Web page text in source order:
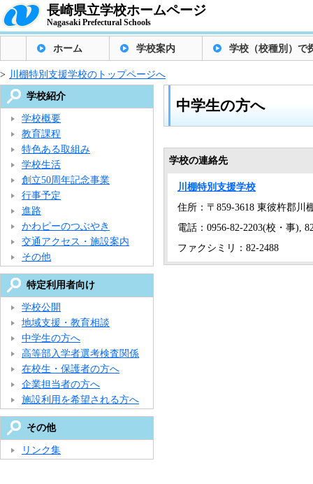
長崎県立学校ホームページ
Nagasaki Prefectural Schools
ホーム 学校案内 学校（校種別）で
> 川棚特別支援学校のトップページへ
中学生の方へ
学校の連絡先
川棚特別支援学校
住所：〒859-3618 東彼杵郡川
電話：0956-82-2203(校・事),
ファクシミリ：82-2488
学校紹介
学校概要
教育課程
特色ある取組み
学校生活
創立50周年記念事業
行事予定
進路
かわピーのつぶやき
交通アクセス・施設案内
その他
特定利用者向け
学校公開
地域支援・教育相談
中学生の方へ
高等部入学者選考検査関係
在校生・保護者の方へ
企業担当者の方へ
施設利用を希望される方へ
その他
リンク集